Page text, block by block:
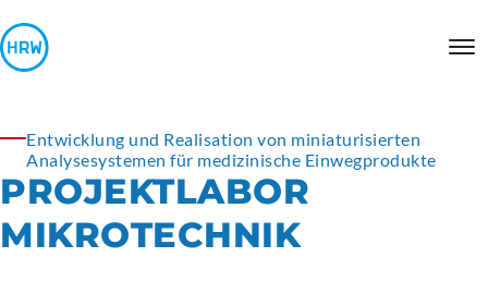
Entwicklung und Realisation von miniaturisierten
Analysesystemen für medizinische Einwegprodukte
PROJEKTLABOR
MIKROTECHNIK